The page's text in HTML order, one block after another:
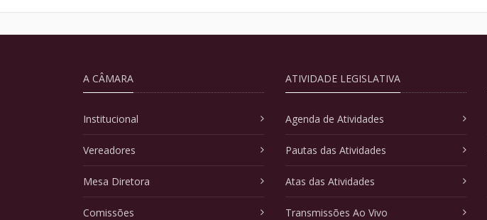
A CÂMARA
Institucional
Vereadores
Mesa Diretora
Comissões
ATIVIDADE LEGISLATIVA
Agenda de Atividades
Pautas das Atividades
Atas das Atividades
Transmissões Ao Vivo